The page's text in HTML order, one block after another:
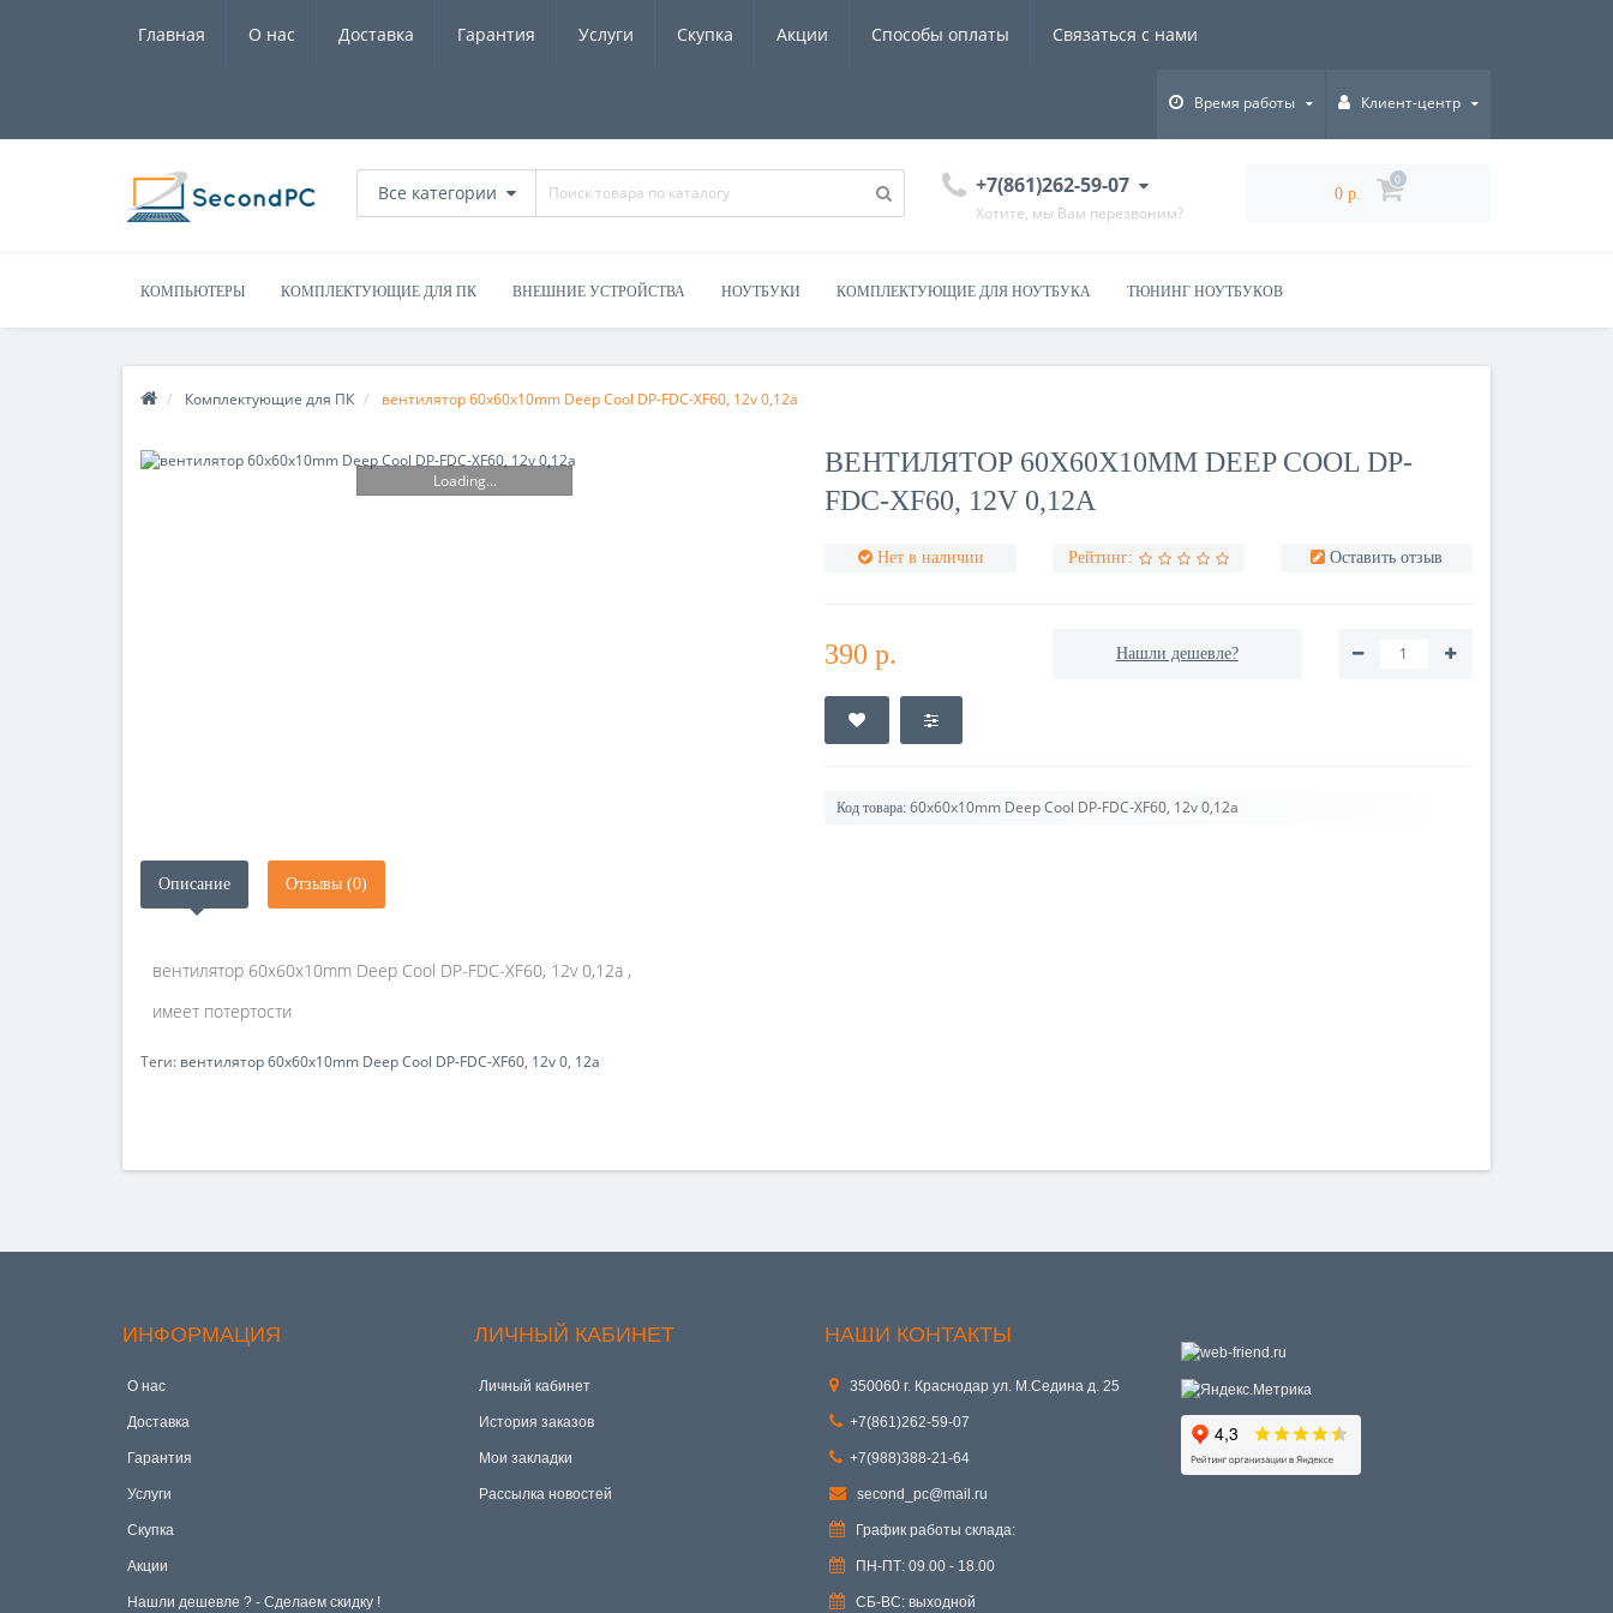
Главная О нас Доставка Гарантия Услуги Скупка Акции Способы оплаты Связаться с нами
Время работы Клиент-центр
Все категории +7(861)262-59-07
Хотите, мы Вам перезвоним?
0 р.
0
КОМПЬЮТЕРЫ КОМПЛЕКТУЮЩИЕ ДЛЯ ПК ВНЕШНИЕ УСТРОЙСТВА НОУТБУКИ КОМПЛЕКТУЮЩИЕ ДЛЯ НОУТБУКА ТЮНИНГ НОУТБУКОВ
Комплектующие для ПК вентилятор 60x60x10mm Deep Cool DP-FDC-XF60, 12v 0,12a
Loading...
ВЕНТИЛЯТОР 60X60X10MM DEEP COOL DP-
FDC-XF60, 12V 0,12A
Нет в наличии Рейтинг: Оставить отзыв
390 р. Нашли дешевле?
Код товара: 60x60x10mm Deep Cool DP-FDC-XF60, 12v 0,12a
Описание Отзывы (0)
вентилятор 60x60x10mm Deep Cool DP-FDC-XF60, 12v 0,12a ,
имеет потертости
Теги: вентилятор 60x60x10mm Deep Cool DP-FDC-XF60, 12v 0, 12a
ИНФОРМАЦИЯ
О нас
Доставка
Гарантия
Услуги
Скупка
Акции
Hашли дешевле ? - Сделаем скидку !
ЛИЧНЫЙ КАБИНЕТ
Личный кабинет
История заказов
Мои закладки
Рассылка новостей
НАШИ КОНТАКТЫ
350060 г. Краснодар ул. М.Седина д. 25
+7(861)262-59-07
+7(988)388-21-64
second_pc@mail.ru
График работы склада:
ПН-ПТ: 09.00 - 18.00
СБ-ВС: выходной